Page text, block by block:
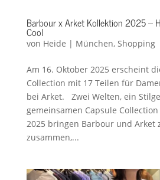
Barbour x Arket Kollektion 2025 –
Cool
von Heide | München, Shopping
Am 16. Oktober 2025 erscheint
Collection mit 17 Teilen für
bei Arket. Zwei Welten, ein
gemeinsamen Capsule
2025 bringen Barbour und Arket
zusammen,...